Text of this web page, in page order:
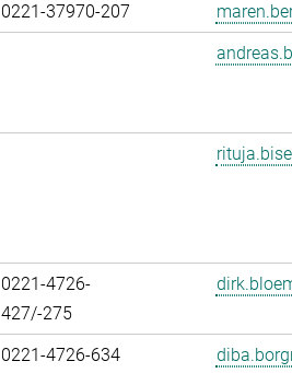
0221-37970-207
0221-4726-
427/-275
0221-4726-634